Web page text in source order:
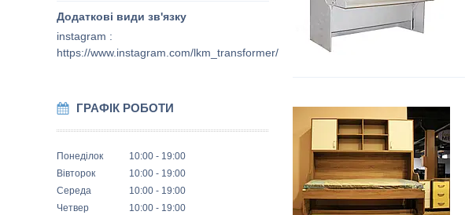
instagram
https://www.instagram.com/lkm_transformer/
ГРАФІК РОБОТИ
Понеділок 10:00
19:00
Вівторок
10:00
19:00
Середа
10:00
19:00
Четвер
10:00
19:00